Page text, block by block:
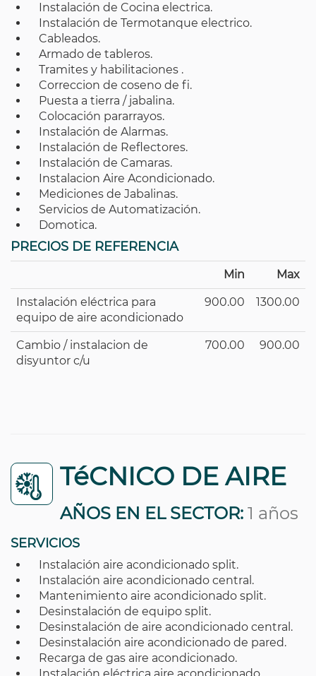
Instalación de Cocina electrica.
Instalación de Termotanque electrico.
Cableados.
Armado de tableros.
Tramites y habilitaciones .
Correccion de coseno de fi.
Puesta a tierra / jabalina.
Colocación pararrayos.
Instalación de Alarmas.
Instalación de Reflectores.
Instalación de Camaras.
Instalacion Aire Acondicionado.
Mediciones de Jabalinas.
Servicios de Automatización.
Domotica.
PRECIOS DE REFERENCIA
Min Max
Instalación eléctrica para
equipo de aire acondicionado
900.00 1300.00
Cambio / instalacion de
disyuntor c/u
700.00 900.00
TéCNICO DE AIRE
AÑOS EN EL SECTOR: 1 años
SERVICIOS
Instalación aire acondicionado split.
Instalación aire acondicionado central.
Mantenimiento aire acondicionado split.
Desinstalación de equipo split.
Desinstalación de aire acondicionado central.
Desinstalación aire acondicionado de pared.
Recarga de gas aire acondicionado.